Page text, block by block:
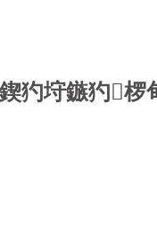
犳垨鏃犳椤